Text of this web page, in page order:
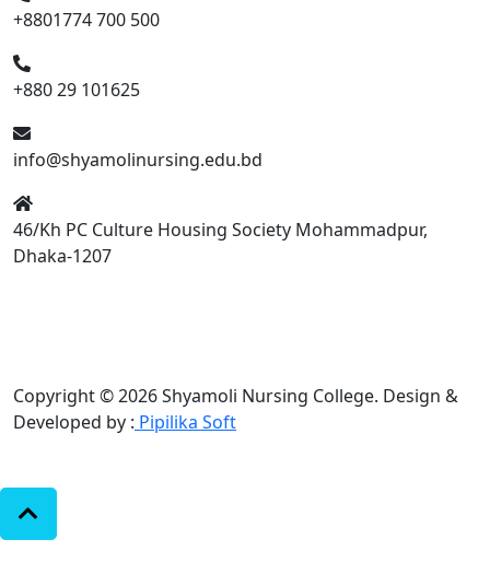
+8801774 700 500
+880 29 101625
info@shyamolinursing.edu.bd
46/Kh PC Culture Housing Society Mohammadpur,
Dhaka-1207
Copyright © 2026 Shyamoli Nursing College. Design &
Developed by : Pipilika Soft